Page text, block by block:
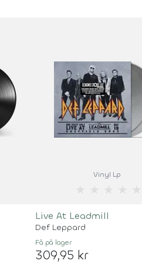
Vinyl Lp
Live At Leadmill
Def Leppard
Få på lager
309,95 kr